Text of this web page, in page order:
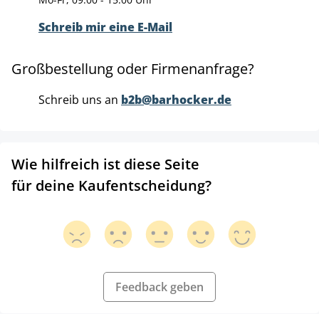
Schreib mir eine E-Mail
Großbestellung oder Firmenanfrage?
Schreib uns an b2b@barhocker.de
Wie hilfreich ist diese Seite
für deine Kaufentscheidung?
Feedback geben